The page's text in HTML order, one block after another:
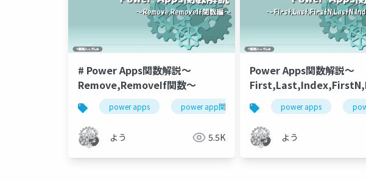
# Power Apps関数解説～
Remove,RemoveIf関数～
power apps power app関数解説 power platform
よう 5.5K
Power Apps関数解説～
関数～power apps
よう